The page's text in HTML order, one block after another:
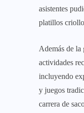
asistentes
platillos
Además de la
actividades
incluyendo
y juegos
carrera de